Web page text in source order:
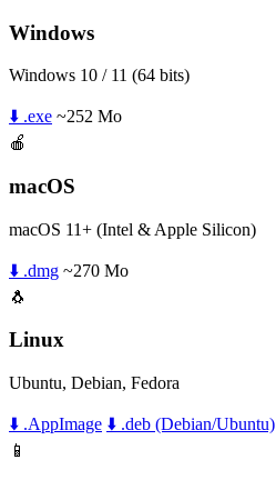
Windows
Windows 10 / 11 (64 bits)
⬇️ .exe ~252 Mo
🍎
macOS
macOS 11+ (Intel & Apple Silicon)
⬇️ .dmg ~270 Mo
🐧
Linux
Ubuntu, Debian, Fedora
⬇️ .AppImage ⬇️ .deb (Debian/Ubuntu)
📱